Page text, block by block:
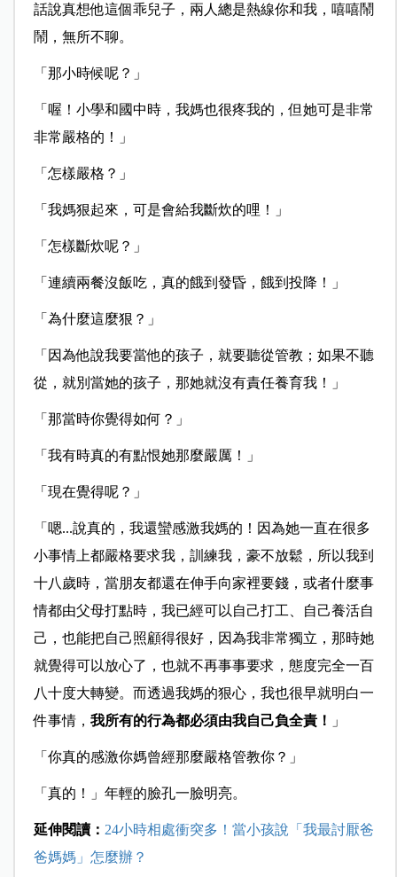
話說真想他這個乖兒子，兩人總是熱線你和我，嘻嘻鬧
鬧，無所不聊。
「那小時候呢？」
「喔！小學和國中時，我媽也很疼我的，但她可是非常
非常嚴格的！」
「怎樣嚴格？」
「我媽狠起來，可是會給我斷炊的哩！」
「怎樣斷炊呢？」
「連續兩餐沒飯吃，真的餓到發昏，餓到投降！」
「為什麼這麼狠？」
「因為他說我要當他的孩子，就要聽從管教；如果不聽
從，就別當她的孩子， 那她就沒有責任養育我！」
「那當時你覺得如何？」
「我有時真的有點恨她那麼嚴厲！」
「現在覺得呢？」
「嗯...說真的，我還蠻感激我媽的！因為她一直在很多
小事情上都嚴格要求我，訓練我，豪不放鬆，所以我到
十八歲時，當朋友都還在伸手向家裡要錢，或者什麼事
情都由父母打點時，我已經可以自己打工、自己養活自
己，也能把自己照顧得很好，因為我非常獨立，那時她
就覺得可以放心了，也就不再事事要求，態度完全一百
八十度大轉變。而透過我媽的狠心，我也很早就明白一
件事情， 我所有的行為都必須由我自己負全責！ 」
「你真的感激你媽曾經那麼嚴格管教你？」
「真的！」年輕的臉孔一臉明亮。
延伸閱讀： 24小時相處衝突多！當小孩說「我最討厭爸
爸媽媽」怎麼辦？